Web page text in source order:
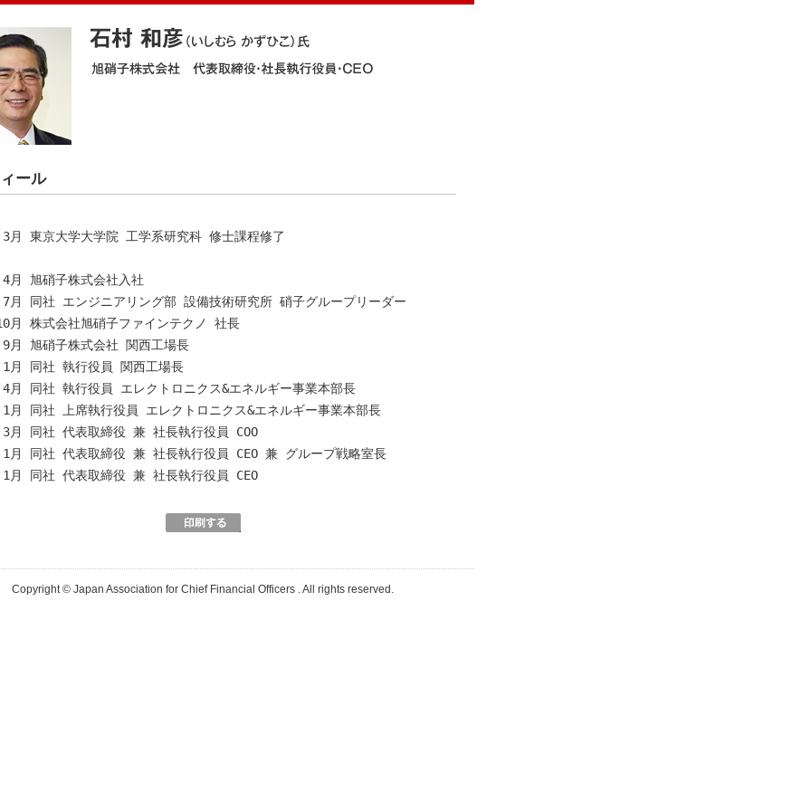
ール
月 東京大学大学院 工学系研究科 修士課程修了
月 旭硝子株式会社入社
月 同社 エンジニアリング部 設備技術研究所 硝子グループリーダー
月 株式会社旭硝子ファインテクノ 社長
月 旭硝子株式会社 関西工場長
月 同社 執行役員 関西工場長
月 同社 執行役員 エレクトロニクス&エネルギー事業本部長
月 同社 上席執行役員 エレクトロニクス&エネルギー事業本部長
月 同社 代表取締役 兼 社長執行役員 COO
月 同社 代表取締役 兼 社長執行役員 CEO 兼 グループ戦略室長
月 同社 代表取締役 兼 社長執行役員 CEO
Copyright © Japan Association for Chief Financial Officers . All rights reserved.